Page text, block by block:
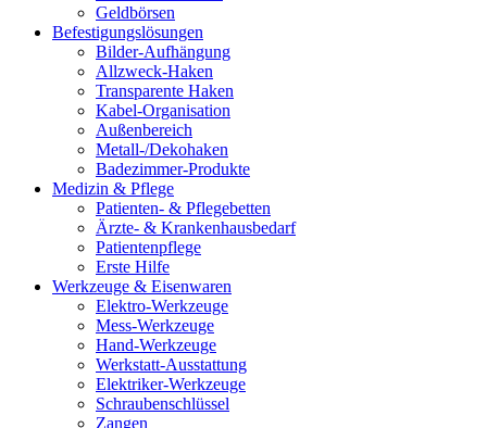
Geldbörsen
Befestigungslösungen
Bilder-Aufhängung
Allzweck-Haken
Transparente Haken
Kabel-Organisation
Außenbereich
Metall-/Dekohaken
Badezimmer-Produkte
Medizin & Pflege
Patienten- & Pflegebetten
Ärzte- & Krankenhausbedarf
Patientenpflege
Erste Hilfe
Werkzeuge & Eisenwaren
Elektro-Werkzeuge
Mess-Werkzeuge
Hand-Werkzeuge
Werkstatt-Ausstattung
Elektriker-Werkzeuge
Schraubenschlüssel
Zangen